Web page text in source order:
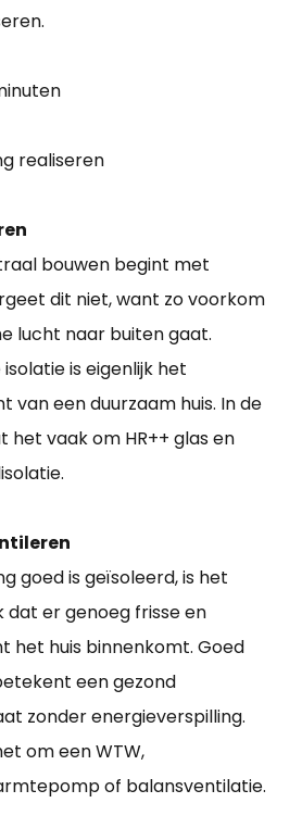
realiseren
bouwen begint met
dit niet, want zo voorkom
lucht naar buiten gaat.
is eigenlijk het
van een duurzaam huis. In de
het vaak om HR++ glas en
goed is geïsoleerd, is het
dat er genoeg frisse en
het huis binnenkomt. Goed
een gezond
zonder energieverspilling.
om een WTW,
of balansventilatie.